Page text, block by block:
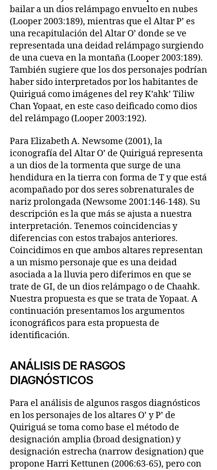
bailar a un dios relámpago envuelto en nubes
(Looper 2003:189), mientras que el Altar P’ es
una recapitulación del Altar O’ donde se ve
representada una deidad relámpago surgiendo
de una cueva en la montaña (Looper 2003:189).
También sugiere que los dos personajes podrían
haber sido interpretados por los habitantes de
Quiriguá como imágenes del rey K’ahk’ Tiliw
Chan Yopaat, en este caso deificado como dios
del relámpago (Looper 2003:192).
Para Elizabeth A. Newsome (2001), la
iconografía del Altar O’ de Quiriguá representa
a un dios de la tormenta que surge de una
hendidura en la tierra con forma de T y que está
acompañado por dos seres sobrenaturales de
nariz prolongada (Newsome 2001:146-148). Su
descripción es la que más se ajusta a nuestra
interpretación. Tenemos coincidencias y
diferencias con estos trabajos anteriores.
Coincidimos en que ambos altares representan
a un mismo personaje que es una deidad
asociada a la lluvia pero diferimos en que se
trate de GI, de un dios relámpago o de Chaahk.
Nuestra propuesta es que se trata de Yopaat. A
continuación presentamos los argumentos
iconográficos para esta propuesta de
identificación.
ANÁLISIS DE RASGOS
DIAGNÓSTICOS
Para el análisis de algunos rasgos diagnósticos
en los personajes de los altares O’ y P’ de
Quiriguá se toma como base el método de
designación amplia (broad designation) y
designación estrecha (narrow designation) que
propone Harri Kettunen (2006:63-65), pero con